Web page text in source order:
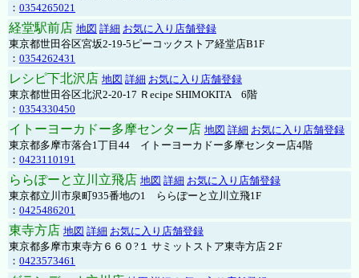
： 0354265021
経堂駅前店 地図 詳細 お気に入り店舗登録
東京都世田谷区宮坂2-19-5ピーコックストア経堂店B1F
： 0354262431
レシピ下北沢店 地図 詳細 お気に入り店舗登録
東京都世田谷区北沢2-20-17 Ｒecipe SHIMOKITA 6階
： 0354330450
イトーヨーカドー多摩センター店 地図 詳細 お気に入り店舗登録
東京都多摩市落合1丁目44 イトーヨーカドー多摩センター店4階
： 0423110191
ららぽーと立川立飛店 地図 詳細 お気に入り店舗登録
東京都立川市泉町935番地の1 ららぽーと立川立飛1F
： 0425486201
東寺方店 地図 詳細 お気に入り店舗登録
東京都多摩市東寺方６６０?１ サミットストア東寺方店２F
： 0423573461